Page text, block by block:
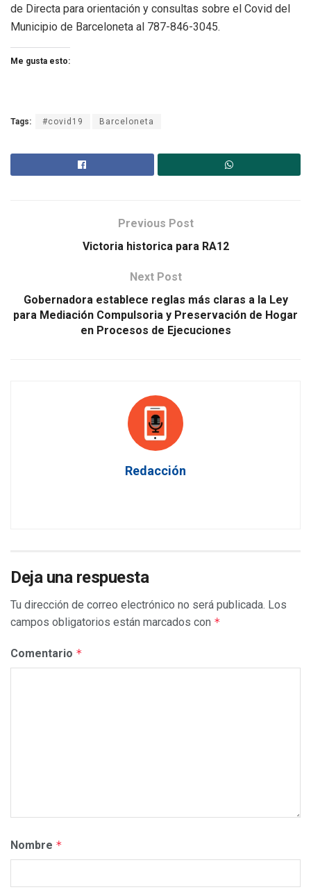
de Directa para orientación y consultas sobre el Covid del
Municipio de Barceloneta al 787-846-3045.
Me gusta esto:
Tags: #covid19 Barceloneta
Previous Post
Victoria historica para RA12
Next Post
Gobernadora establece reglas más claras a la Ley
para Mediación Compulsoria y Preservación de Hogar
en Procesos de Ejecuciones
Redacción
Deja una respuesta
Tu dirección de correo electrónico no será publicada. Los
campos obligatorios están marcados con *
Comentario *
Nombre *